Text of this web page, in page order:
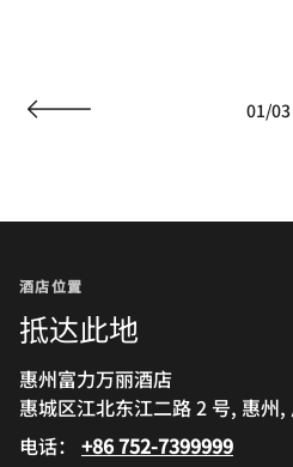
01/03
酒店位置
抵达此地
惠州富力万丽酒店
惠城区江北东江二路 2 号, 惠州
电话： +86 752-7399999